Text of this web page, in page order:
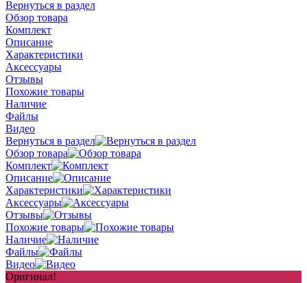
Вернуться в раздел
Обзор товара
Комплект
Описание
Характеристики
Аксессуары
Отзывы
Похожие товары
Наличие
Файлы
Видео
Вернуться в раздел
Обзор товара
Комплект
Описание
Характеристики
Аксессуары
Отзывы
Похожие товары
Наличие
Файлы
Видео
Оригинал!